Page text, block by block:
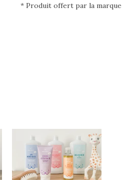
* Produit offert par la marque